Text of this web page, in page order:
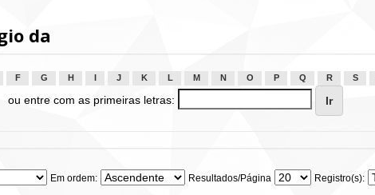
da
F G H J K L M N O P Q R S
ou entre com as primeiras letras:
Em ordem: Resultados/Página Registro(s):